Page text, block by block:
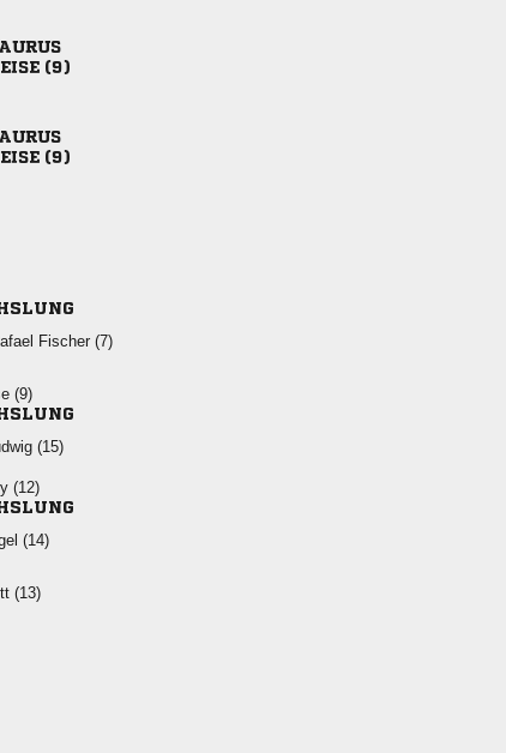


 




